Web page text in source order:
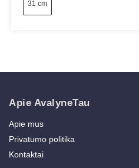
31 cm
Apie AvalyneTau
Apie mus
Privatumo politika
Kontaktai